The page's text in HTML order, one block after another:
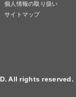
個人情報の取り扱い
サイトマップ
All rights reserved.